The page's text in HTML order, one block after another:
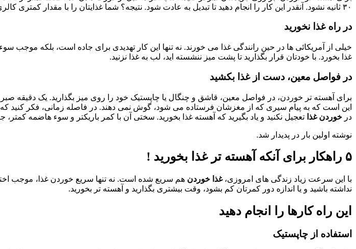
۳۰ ثانیه نشود. آنقدر این کار را انجام دهید تا تبدیل به عادت شود. نتیجه؟ شما غذایتان را با مقدار کمتری کالری مصرفی تمام می کنید.
در راه غذا نخورید
خیلی از آمریکائی ها در حین رانندگی غذا می خورند. نه تنها این کار تهدیدی برای جاده است، بلکه
غذا بخورد. با خودتان قرار بگذارید تا پشت میز ننشسته اید، لب به غذا نزنید.
در فواصل معین، دست از غذا بکشید
برای آهسته تر خوردن، در فواصل معین، قاشق و چنگال یا چاپستیک خود را روی میز بگذارید. یک دقیقه
این است که به پیام سیری که از مغزشان فرستاده می شود، گوش نمی دهند. در فاصله زمانی، فکر کنید که
در خوردن غذا تعجیل نکنید و یاد بگیرید که آهسته غذا بخورید. سختی آن با کمر باریکتر و سوء هاضمه
نوشته اولین بار در پدیدار شد.
۵ راهکار برای آنکه آهسته تر غذا بخورید !
با این سرعت زیاد زندگی های امروزی،غذا خوردن هم سریع شده است. نه تنها سریع خوردن غذا، موجب
نداشته باشید و یا اندازه دور کمرتان کم بشود، وقت بیشتری بگذارید و آهسته تر بخورید.
این راه کارها را انجام دهید
استفاده از چاپستیک